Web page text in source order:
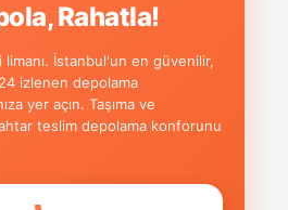
Rahatla!
limanı. İstanbul'un en güvenilir,
izlenen depolama
yer açın. Taşıma ve
teslim depolama konforunu